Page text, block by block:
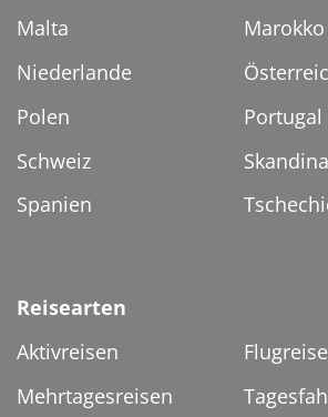
Malta
Marokko
Niederlande
Polen
Portugal
Schweiz
Spanien
Reisearten
Aktivreisen
Mehrtagesreisen